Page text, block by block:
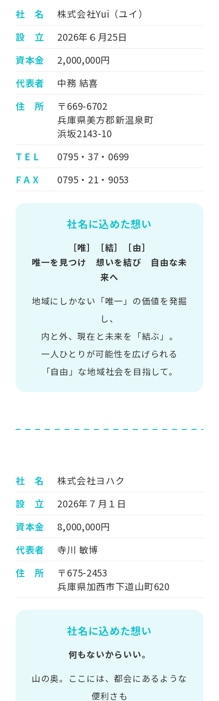
社 名
株式会社Yui（ユイ）
設 立
2026年６月25日
資本金
2,000,000円
代表者
中務 結喜
住 所
〒669-6702
兵庫県美方郡新温泉町
浜坂2143-10
T E L
0795・37・0699
F A X
0795・21・9053
社名に込めた想い
［唯］［結］［由］
唯一を見つけ 想いを結び 自由な未
来へ
地域にしかない「唯一」の価値を発掘
し、
内と外、現在と未来を「結ぶ」。
一人ひとりが可能性を広げられる
「自由」な地域社会を目指して。
社 名
株式会社ヨハク
設 立
2026年７月１日
資本金
8,000,000円
代表者
寺川 敏博
住 所
〒675-2453
兵庫県加西市下道山町620
社名に込めた想い
何もないからいい。
山の奥。ここには、都会にあるような
便利さも